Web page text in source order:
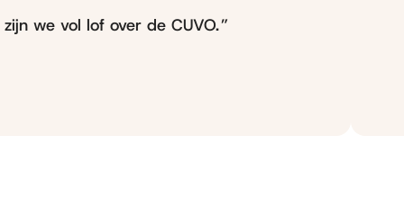
we vol lof over de CUVO.